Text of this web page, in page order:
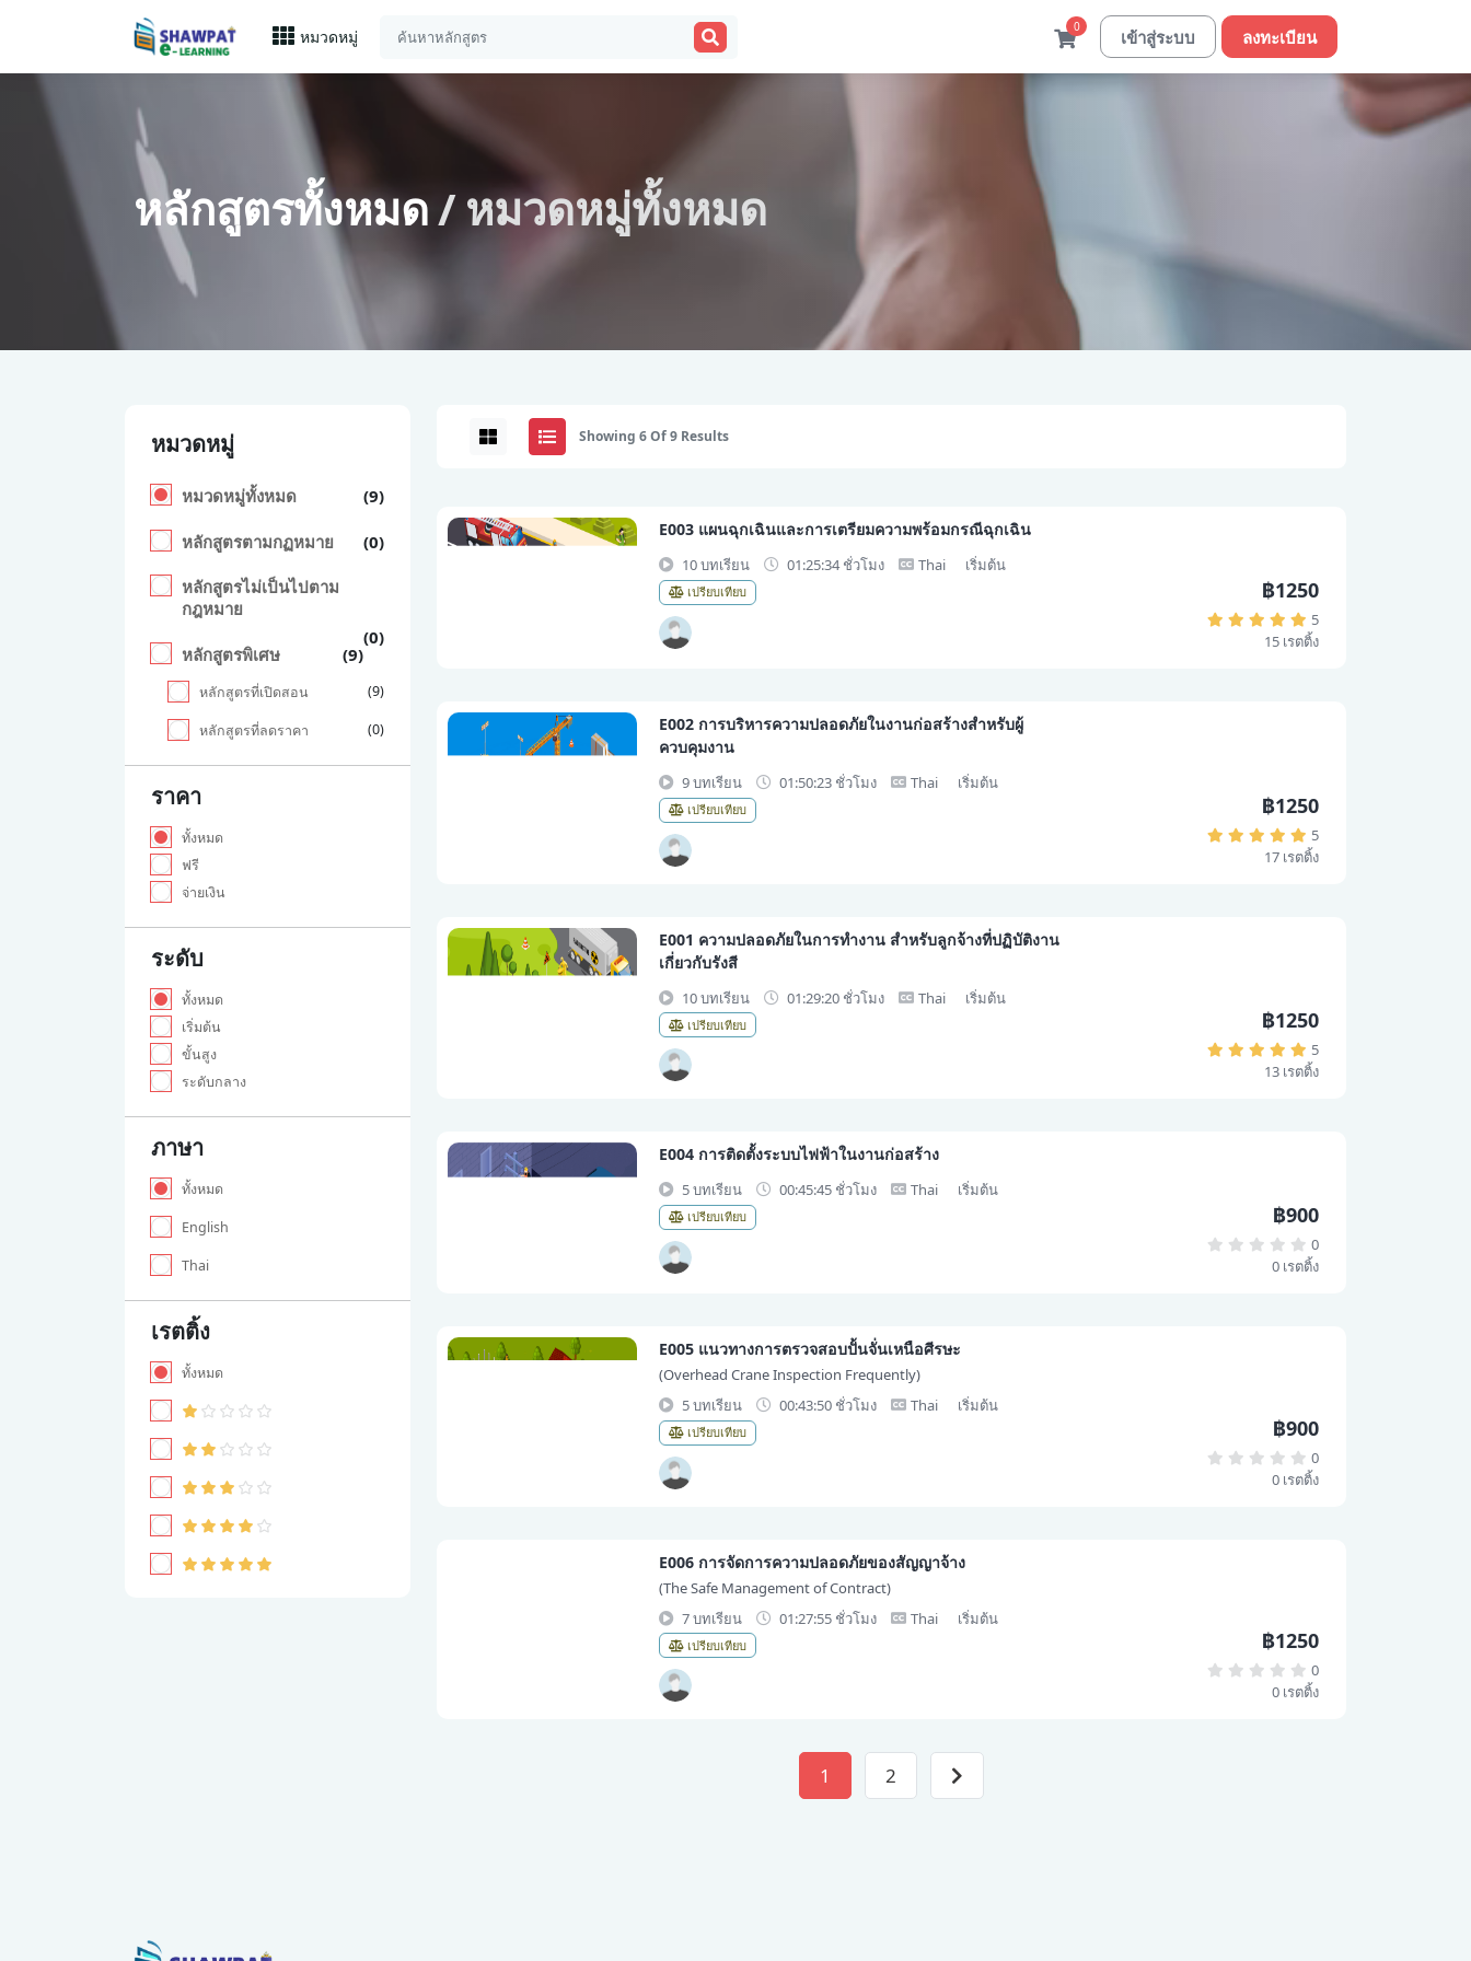
หมวดหมู่
0 เข้าสู่ระบบ ลงทะเบียน
หลักสูตรทั้งหมด หมวดหมู่ทั้งหมด
หมวดหมู่
หมวดหมู่ทั้งหมด (9)
หลักสูตรตามกฏหมาย (0)
หลักสูตรไม่เป็นไปตาม
กฎหมาย
(0)
หลักสูตรพิเศษ
(9)
หลักสูตรที่เปิดสอน (9)
หลักสูตรที่ลดราคา (0)
ราคา
ทั้งหมด
ฟรี
จ่ายเงิน
ระดับ
ทั้งหมด
เริ่มต้น
ขั้นสูง
ระดับกลาง
ภาษา
ทั้งหมด
English
Thai
เรตติ้ง
ทั้งหมด
Showing 6 Of 9 Results
E003 แผนฉุกเฉินและการเตรียมความพร้อมกรณีฉุกเฉิน
10 บทเรียน 01:25:34 ชั่วโมง Thai เริ่มต้น
เปรียบเทียบ ฿1250
5
15 เรตติ้ง
E002 การบริหารความปลอดภัยในงานก่อสร้างสำหรับผู้
ควบคุมงาน
9 บทเรียน 01:50:23 ชั่วโมง Thai เริ่มต้น
เปรียบเทียบ ฿1250
5
17 เรตติ้ง
E001 ความปลอดภัยในการทำงาน สำหรับลูกจ้างที่ปฏิบัติงาน
เกี่ยวกับรังสี
10 บทเรียน 01:29:20 ชั่วโมง Thai เริ่มต้น
เปรียบเทียบ ฿1250
5
13 เรตติ้ง
E004 การติดตั้งระบบไฟฟ้าในงานก่อสร้าง
5 บทเรียน 00:45:45 ชั่วโมง Thai เริ่มต้น
เปรียบเทียบ ฿900
0
0 เรตติ้ง
E005 แนวทางการตรวจสอบปั้นจั่นเหนือศีรษะ
(Overhead Crane Inspection Frequently)
5 บทเรียน
00:43:50 ชั่วโมง Thai เริ่มต้น
เปรียบเทียบ ฿900
0
0 เรตติ้ง
E006 การจัดการความปลอดภัยของสัญญาจ้าง
(The Safe Management of Contract)
7 บทเรียน
01:27:55 ชั่วโมง Thai เริ่มต้น
เปรียบเทียบ ฿1250
0
0 เรตติ้ง
1 2